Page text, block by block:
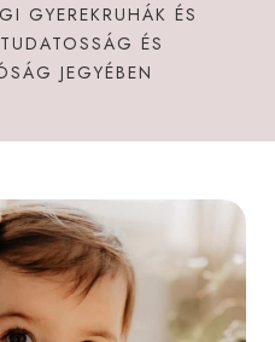
GYEREKRUHÁK ÉS
ÉS
JEGYÉBEN